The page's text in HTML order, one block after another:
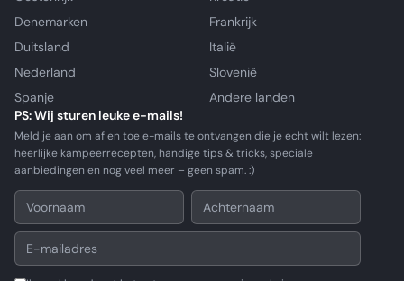
Denemarken
Frankrijk
Duitsland
Italië
Nederland
Slovenië
Spanje
Andere landen
PS: Wij sturen leuke e-mails!
Meld je aan om af en toe e-mails te ontvangen die je echt wilt lezen:
heerlijke kampeerrecepten, handige tips & tricks, speciale
aanbiedingen en nog veel meer – geen spam. :)